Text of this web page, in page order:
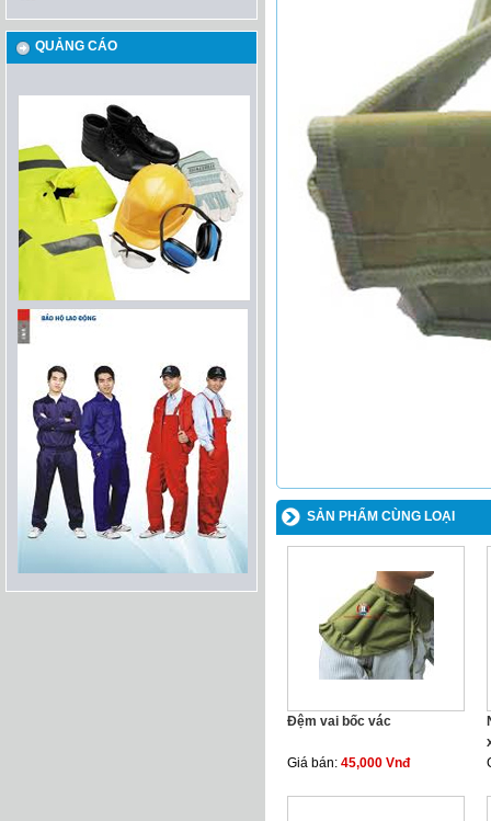
QUẢNG CÁO
SẢN PHẨM CÙNG LOẠI
Đệm vai bốc vác
Giá bán: 45,000 Vnđ